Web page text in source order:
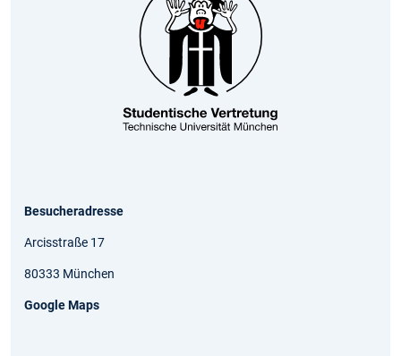
Besucheradresse
Arcisstraße 17
80333 München
Google Maps